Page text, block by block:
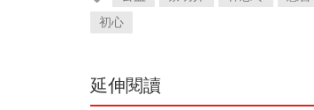
初心
延伸閱讀